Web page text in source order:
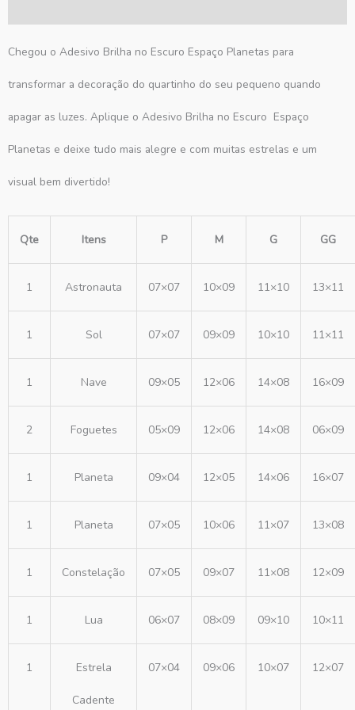
Chegou o Adesivo Brilha no Escuro Espaço Planetas para
transformar a decoração do quartinho do seu pequeno quando
apagar as luzes. Aplique o Adesivo Brilha no Escuro Espaço
Planetas e deixe tudo mais alegre e com muitas estrelas e um
visual bem divertido!
Qte Itens P M G GG
1 Astronauta 07×07 10×09 11×10 13×11
1 Sol 07×07 09×09 10×10 11×11
1 Nave 09×05 12×06 14×08 16×09
2 Foguetes 05×09 12×06 14×08 06×09
1 Planeta 09×04 12×05 14×06 16×07
1 Planeta 07×05 10×06 11×07 13×08
1 Constelação 07×05 09×07 11×08 12×09
1 Lua 06×07 08×09 09×10 10×11
1 Estrela
Cadente
07×04 09×06 10×07 12×07